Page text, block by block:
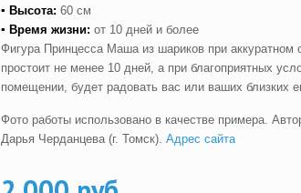
▪ Высота: 60 см
▪ Время жизни: от 10 дней и более
Фигура Принцесса Маша из шариков при аккуратном
простоит не менее 10 дней, а при благоприятных
помещении, будет радовать вас или ваших близких
Фото работы использовано в качестве примера.
Дарья Черданцева (г. Томск). Адрес сайта